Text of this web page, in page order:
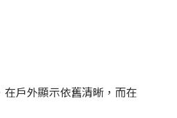
戶外顯示依舊清晰，而在